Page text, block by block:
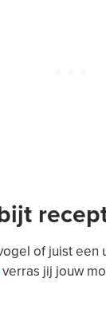
of juist een
verras jij jouw